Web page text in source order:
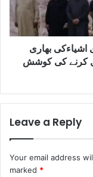
اشیاءکی بھاری
کرنے کی کوشش
Leave a Reply
Your email address
marked *